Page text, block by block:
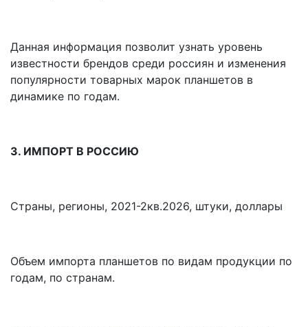
Данная информация позволит узнать уровень
известности брендов среди россиян и изменения
популярности товарных марок планшетов в
динамике по годам.
3. ИМПОРТ В РОССИЮ
Страны, регионы, 2021-2кв.2026, штуки, доллары
Объем импорта планшетов по видам продукции по
годам, по странам.